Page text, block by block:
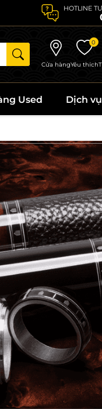
HOTLINE
Cửa hàng
0
Yêu thích
Used Dịch vụ